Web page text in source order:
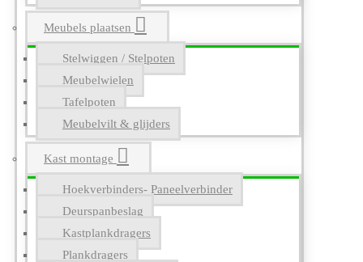
Meubels plaatsen
Stelwiggen / Stelpoten
Meubelwielen
Tafelpoten
Meubelvilt & glijders
Kast montage
Hoekverbinders- Paneelverbinder
Deurspanbeslag
Kastplankdragers
Plankdragers